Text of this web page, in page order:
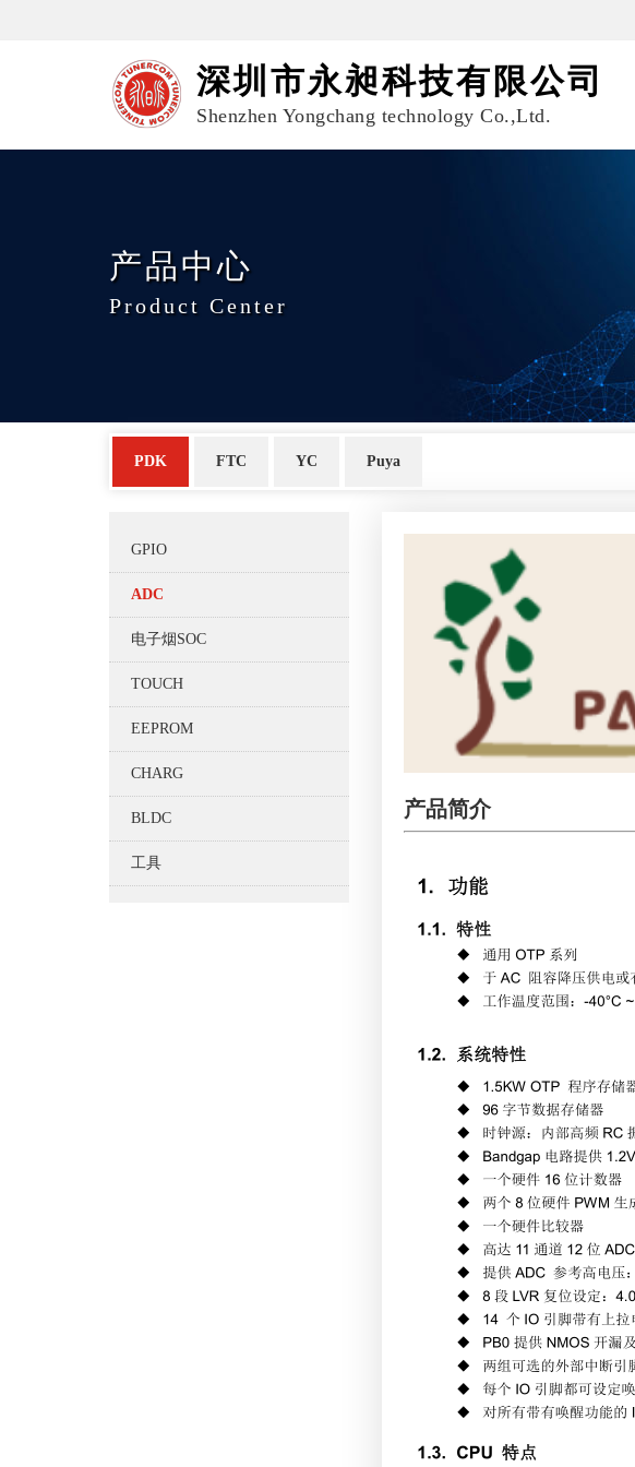
深圳市永昶科技有限公司
Shenzhen Yongchang technology Co.,Ltd.
产品中心
Product Center
PDK FTC YC Puya
产品简介
GPIO
ADC
电子烟SOC
TOUCH
EEPROM
CHARG
BLDC
工具